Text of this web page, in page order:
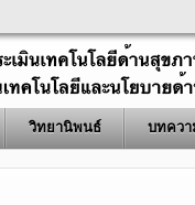
วิทยานิพนธ์ บทควา